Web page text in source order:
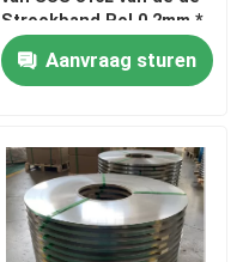
Strookband Rol 0.2mm *
90.2mm
Aanvraag sturen